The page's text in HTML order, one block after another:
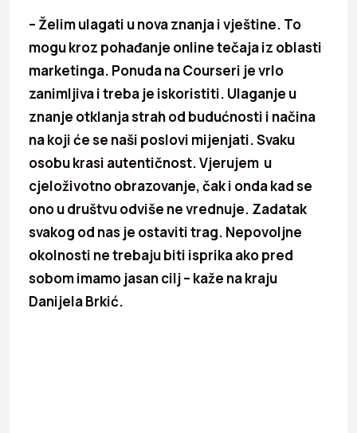
– Želim ulagati u nova znanja i vještine. To
mogu kroz pohađanje online tečaja iz oblasti
marketinga. Ponuda na Courseri je vrlo
zanimljiva i treba je iskoristiti. Ulaganje u
znanje otklanja strah od budućnosti i načina
na koji će se naši poslovi mijenjati. Svaku
osobu krasi autentičnost. Vjerujem u
cjeloživotno obrazovanje, čak i onda kad se
ono u društvu odviše ne vrednuje. Zadatak
svakog od nas je ostaviti trag. Nepovoljne
okolnosti ne trebaju biti isprika ako pred
sobom imamo jasan cilj – kaže na kraju
Danijela Brkić.